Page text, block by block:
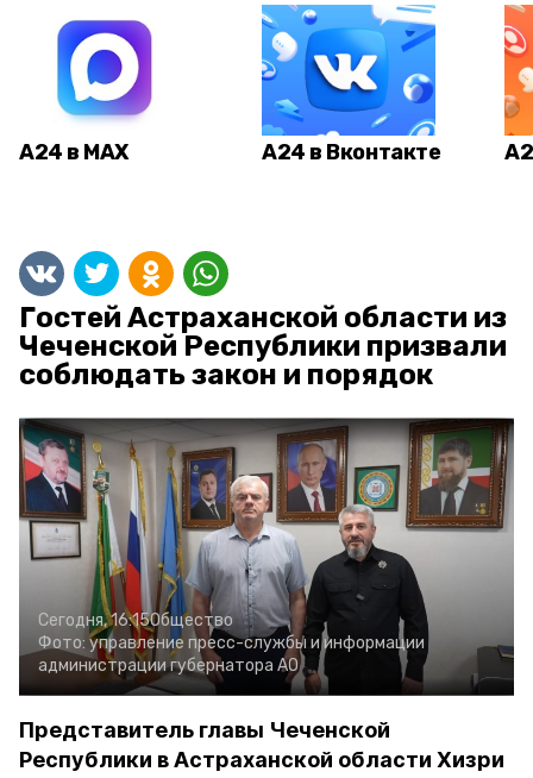
А24 в MAX А24 в Вконтакте
Гостей Астраханской области из
Чеченской Республики призвали
соблюдать закон и порядок
Сегодня, 16:15Общество
Фото: управление пресс-службы и информации
администрации губернатора АО
Представитель главы Чеченской
Республики в Астраханской области Хизри